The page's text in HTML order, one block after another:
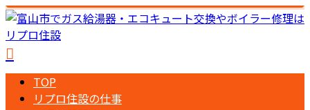
TOP
リプロ住設の仕事